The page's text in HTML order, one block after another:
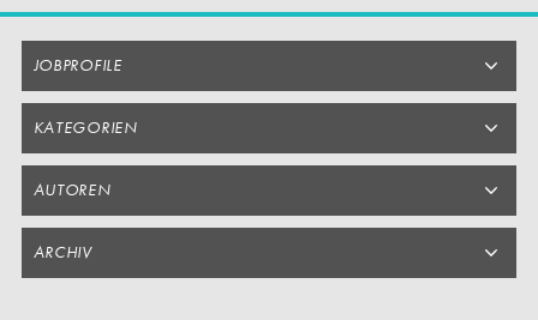
JOBPROFILE
KATEGORIEN
AUTOREN
ARCHIV